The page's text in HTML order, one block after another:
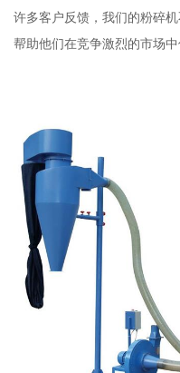
许多客户反馈，我们的粉碎
帮助他们在竞争激烈的市场中